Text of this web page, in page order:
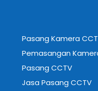
Pasang Kamera
Pemasangan
Pasang CCTV
Jasa Pasang CCTV